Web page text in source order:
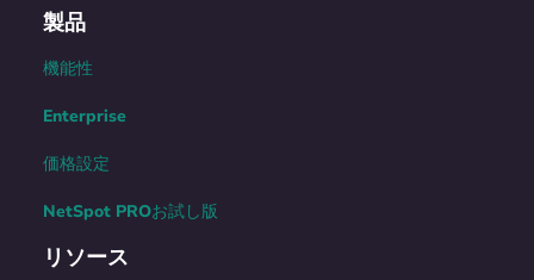
製品
機能性
Enterprise
価格設定
NetSpot PROお試し版
リソース